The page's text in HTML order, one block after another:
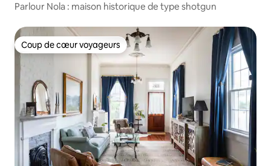
Parlour Nola : maison historique de type shotgun
Coup de cœur voyageurs
Coup de cœur voyageurs